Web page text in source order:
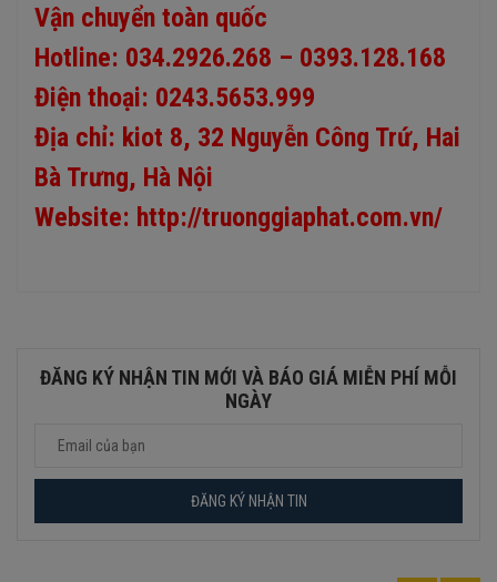
Vận chuyển toàn quốc
Hotline: 034.2926.268 – 0393.128.168
Điện thoại: 0243.5653.999
Địa chỉ: kiot 8, 32 Nguyễn Công Trứ, Hai
Bà Trưng, Hà Nội
Website: http://truonggiaphat.com.vn/
ĐĂNG KÝ NHẬN TIN MỚI VÀ BÁO GIÁ MIỄN PHÍ MỖI
NGÀY